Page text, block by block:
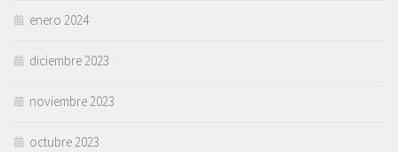
enero 2024
diciembre 2023
noviembre 2023
octubre 2023